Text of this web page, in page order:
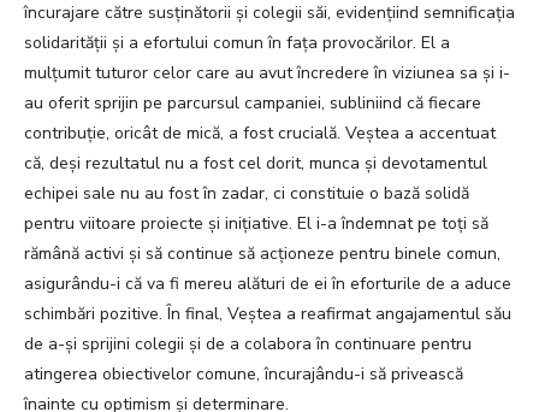
încurajare către susținătorii și colegii săi, evidențiind semnificația
solidarității și a efortului comun în fața provocărilor. El a
mulțumit tuturor celor care au avut încredere în viziunea sa și i-
au oferit sprijin pe parcursul campaniei, subliniind că fiecare
contribuție, oricât de mică, a fost crucială. Veștea a accentuat
că, deși rezultatul nu a fost cel dorit, munca și devotamentul
echipei sale nu au fost în zadar, ci constituie o bază solidă
pentru viitoare proiecte și inițiative. El i-a îndemnat pe toți să
rămână activi și să continue să acționeze pentru binele comun,
asigurându-i că va fi mereu alături de ei în eforturile de a aduce
schimbări pozitive. În final, Veștea a reafirmat angajamentul său
de a-și sprijini colegii și de a colabora în continuare pentru
atingerea obiectivelor comune, încurajându-i să privească
înainte cu optimism și determinare.